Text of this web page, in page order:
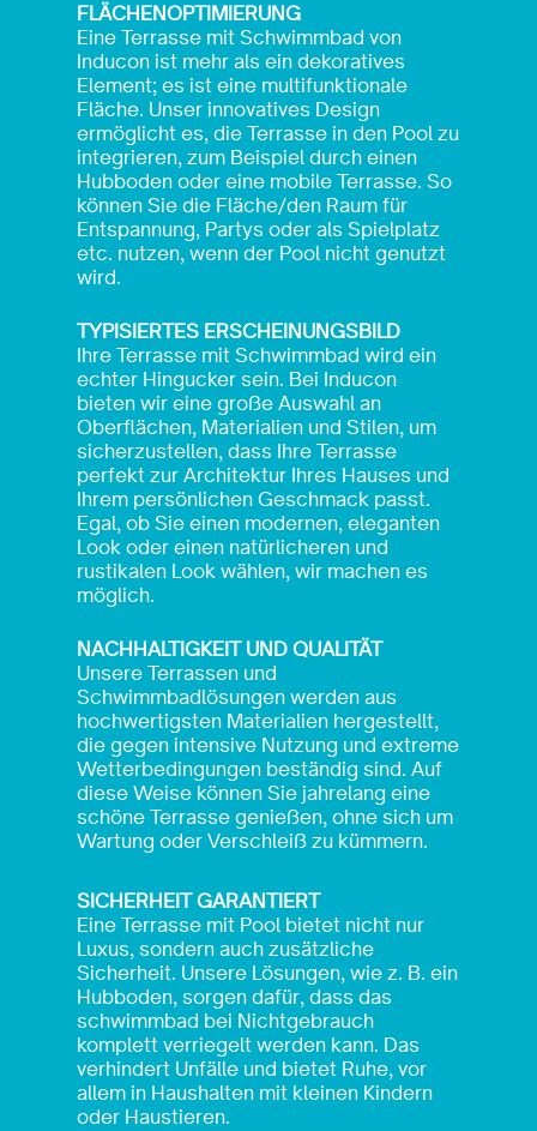
FLÄCHENOPTIMIERUNG
Eine Terrasse mit Schwimmbad von
Inducon ist mehr als ein dekoratives
Element; es ist eine multifunktionale
Fläche. Unser innovatives Design
ermöglicht es, die Terrasse in den Pool zu
integrieren, zum Beispiel durch einen
Hubboden oder eine mobile Terrasse. So
können Sie die Fläche/den Raum für
Entspannung, Partys oder als Spielplatz
etc. nutzen, wenn der Pool nicht genutzt
wird.
TYPISIERTES ERSCHEINUNGSBILD
Ihre Terrasse mit Schwimmbad wird ein
echter Hingucker sein. Bei Inducon
bieten wir eine große Auswahl an
Oberflächen, Materialien und Stilen, um
sicherzustellen, dass Ihre Terrasse
perfekt zur Architektur Ihres Hauses und
Ihrem persönlichen Geschmack passt.
Egal, ob Sie einen modernen, eleganten
Look oder einen natürlicheren und
rustikalen Look wählen, wir machen es
möglich.
NACHHALTIGKEIT UND QUALITÄT
Unsere Terrassen und
Schwimmbadlösungen werden aus
hochwertigsten Materialien hergestellt,
die gegen intensive Nutzung und extreme
Wetterbedingungen beständig sind. Auf
diese Weise können Sie jahrelang eine
schöne Terrasse genießen, ohne sich um
Wartung oder Verschleiß zu kümmern.
SICHERHEIT GARANTIERT
Eine Terrasse mit Pool bietet nicht nur
Luxus, sondern auch zusätzliche
Sicherheit. Unsere Lösungen, wie z. B. ein
Hubboden, sorgen dafür, dass das
schwimmbad bei Nichtgebrauch
komplett verriegelt werden kann. Das
verhindert Unfälle und bietet Ruhe, vor
allem in Haushalten mit kleinen Kindern
oder Haustieren.